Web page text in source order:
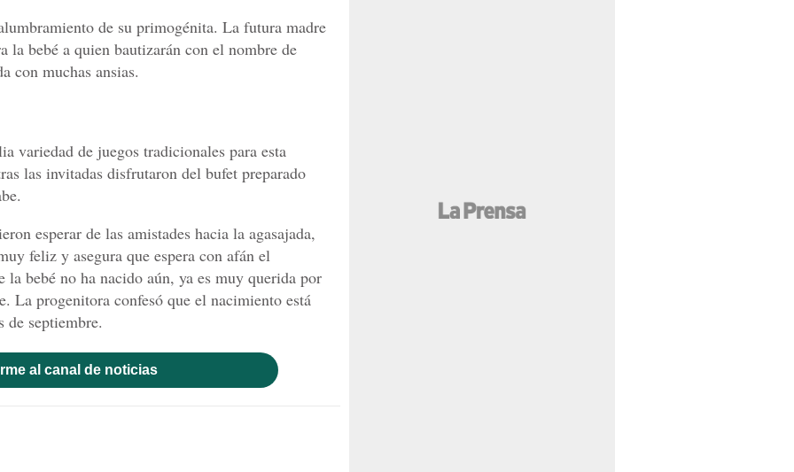
de su primogénita. La futura madre
la bebé a quien bautizarán con el nombre de
con muchas ansias.
variedad de juegos tradicionales para esta
las invitadas disfrutaron del bufet preparado
esperar de las amistades hacia la agasajada,
feliz y asegura que espera con afán el
bebé no ha nacido aún, ya es muy querida por
La progenitora confesó que el nacimiento está
de septiembre.
al canal de noticias